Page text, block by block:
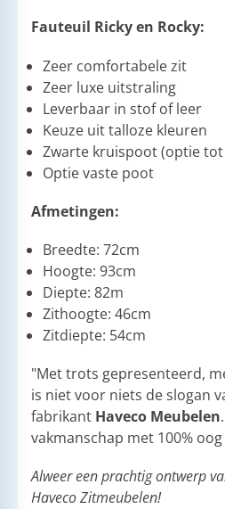
Fauteuil Ricky en Rocky:
Zeer comfortabele zit
Zeer luxe uitstraling
Leverbaar in stof of leer
Keuze uit talloze kleuren
Zwarte kruispoot (optie
Optie vaste poot
Afmetingen:
Breedte: 72cm
Hoogte: 93cm
Diepte: 82m
Zithoogte: 46cm
Zitdiepte: 54cm
"Met trots gepresenteerd,
is niet voor niets de slogan
fabrikant Haveco Meubelen
vakmanschap met 100%
Alweer een prachtig ontwerp
Haveco Zitmeubelen!